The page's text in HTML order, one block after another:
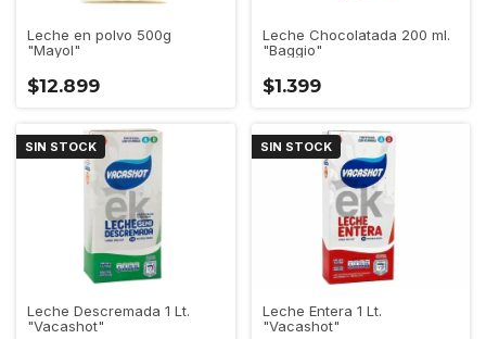
Leche en polvo 500g
"Mayol"
$12.899
Leche Chocolatada 200 ml.
"Baggio"
$1.399
SIN STOCK
Leche Descremada 1 Lt.
"Vacashot"
SIN STOCK
Leche Entera 1 Lt.
"Vacashot"